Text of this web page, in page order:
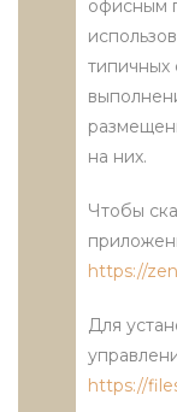
офисным
типичных
на них.
Чтобы
https://
Для
https://